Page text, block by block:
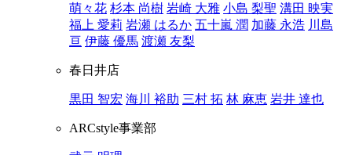
萌々花 杉本 尚樹 岩崎 大雅 小島 梨聖 溝田 映実
福上 愛莉 岩瀬 はるか 五十嵐 潤 加藤 永浩 川島
亘 伊藤 優馬 渡瀬 友梨
春日井店
黒田 智宏 海川 裕助 三村 拓 林 麻恵 岩井 達也
ARCstyle事業部